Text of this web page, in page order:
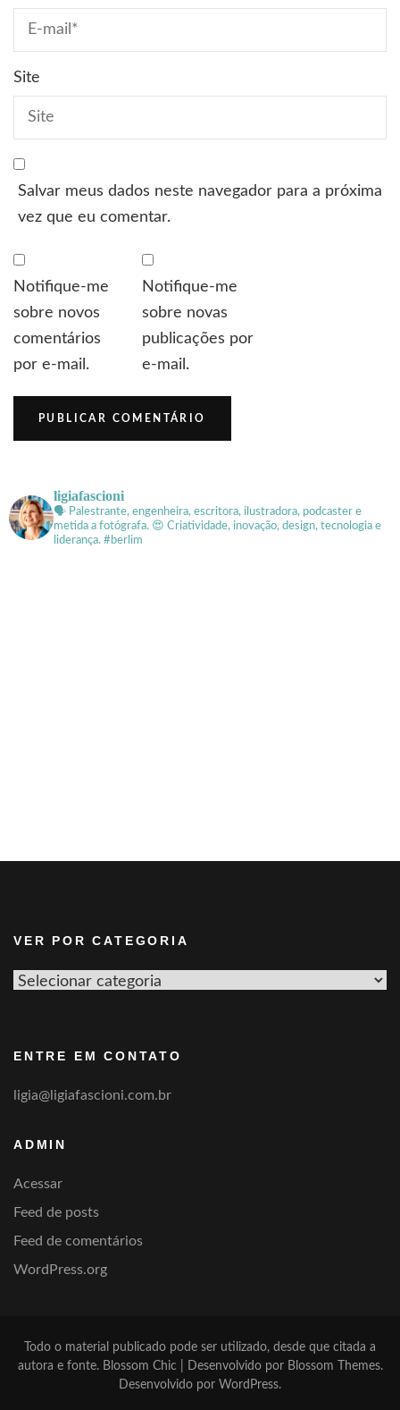
Site
Salvar meus dados neste navegador para a próxima
vez que eu comentar.
Notifique-me
sobre novos
comentários
por e-mail.
Notifique-me
sobre novas
publicações por
e-mail.
ligiafascioni
🗣 Palestrante, engenheira, escritora, ilustradora, podcaster e
metida a fotógrafa. 😍 Criatividade, inovação, design, tecnologia e
liderança. #berlim
VER POR CATEGORIA
Ver
ENTRE EM CONTATO
ligia@ligiafascioni.com.br
ADMIN
Acessar
Feed de posts
Feed de comentários
WordPress.org
Todo o material publicado pode ser utilizado, desde que citada a
autora e fonte.Blossom Chic | Desenvolvido por Blossom Themes.
Desenvolvido por WordPress.